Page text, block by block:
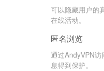
可以隐藏用户的
在线活动。
匿名浏览
通过AndyVPN
息得到保护。